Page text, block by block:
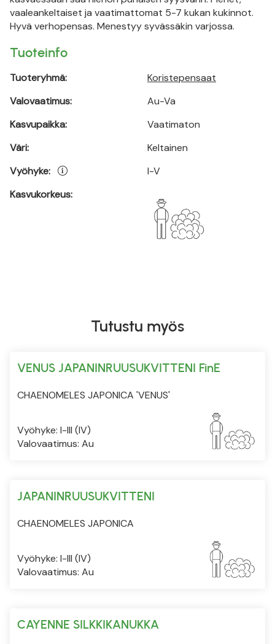
vaaleankeltaiset ja vaatimattomat 5-7 kukan kukinnot.
Hyvä verhopensas. Menestyy syvässäkin varjossa.
Tuoteinfo
Tuoteryhmä:
Valovaatimus:
Kasvupaikka:
Väri:
Vyöhyke:
Kasvukorkeus:
Koristepensaat
Au-Va
Vaatimaton
Keltainen
I-V
Tutustu myös
VENUS JAPANINRUUSUKVITTENI FinE
CHAENOMELES JAPONICA 'VENUS'
Vyöhyke: I-III (IV)
Valovaatimus: Au
JAPANINRUUSUKVITTENI
CHAENOMELES JAPONICA
Vyöhyke: I-III (IV)
Valovaatimus: Au
CAYENNE SILKKIKANUKKA